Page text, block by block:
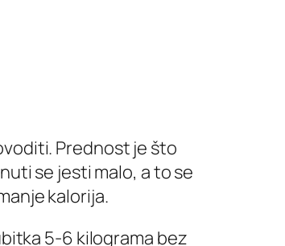
Prednost je što
se jesti malo, a to se
kalorija.
5-6 kilograma bez